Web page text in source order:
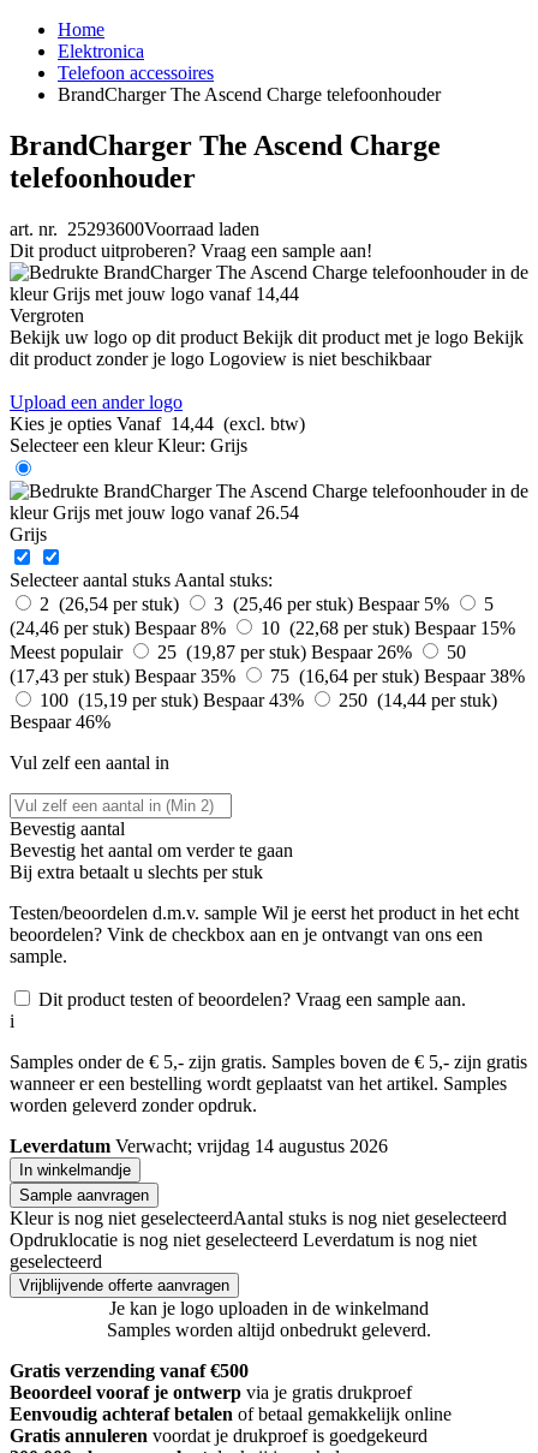
Home
Elektronica
Telefoon accessoires
BrandCharger The Ascend Charge telefoonhouder
BrandCharger The Ascend Charge
telefoonhouder
art. nr. 25293600Voorraad laden
Dit product uitproberen? Vraag een sample aan!
Vergroten
Bekijk uw logo op dit product Bekijk dit product met je logo Bekijk
dit product zonder je logo Logoview is niet beschikbaar
Upload een ander logo
Kies je opties Vanaf 14,44 (excl. btw)
Selecteer een kleur Kleur: Grijs
Grijs
Selecteer aantal stuks Aantal stuks:
2 (26,54 per stuk)
3 (25,46 per stuk) Bespaar 5%
5
(24,46 per stuk) Bespaar 8% 10 (22,68 per stuk) Bespaar 15%
Meest populair
25 (19,87 per stuk) Bespaar 26%
50
(17,43 per stuk) Bespaar 35% 75 (16,64 per stuk) Bespaar 38%
100 (15,19 per stuk) Bespaar 43%
250 (14,44 per stuk)
Bespaar 46%
Vul zelf een aantal in
Bevestig aantal
Bevestig het aantal om verder te gaan
Bij extra betaalt u slechts per stuk
Testen/beoordelen d.m.v. sample Wil je eerst het product in het echt
beoordelen? Vink de checkbox aan en je ontvangt van ons een
sample.
Dit product testen of beoordelen? Vraag een sample aan.
i
Samples onder de € 5,- zijn gratis. Samples boven de € 5,- zijn gratis
wanneer er een bestelling wordt geplaatst van het artikel. Samples
worden geleverd zonder opdruk.
Leverdatum Verwacht; vrijdag 14 augustus 2026
In winkelmandje
Sample aanvragen
Kleur is nog niet geselecteerdAantal stuks is nog niet geselecteerd
Opdruklocatie is nog niet geselecteerd Leverdatum is nog niet
geselecteerd
Vrijblijvende offerte aanvragen
Je kan je logo uploaden in de winkelmand
Samples worden altijd onbedrukt geleverd.
Gratis verzending vanaf €500
Beoordeel vooraf je ontwerp via je gratis drukproef
Eenvoudig achteraf betalen of betaal gemakkelijk online
Gratis annuleren voordat je drukproef is goedgekeurd